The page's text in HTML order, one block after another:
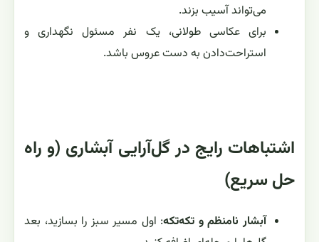
می‌تواند آسیب بزند.
برای عکاسی طولانی، یک نفر مسئول نگهداری و
استراحت‌دادن به دست عروس باشد.
اشتباهات رایج در گل‌آرایی آبشاری (و راه
حل سریع)
آبشار نامنظم و تکه‌تکه: اول مسیر سبز را بسازید، بعد